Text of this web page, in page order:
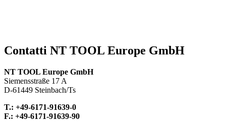
Contatti NT TOOL Europe GmbH
NT TOOL Europe GmbH
Siemensstraße 17 A
D-61449 Steinbach/Ts
T.: +49-6171-91639-0
F.: +49-6171-91639-90